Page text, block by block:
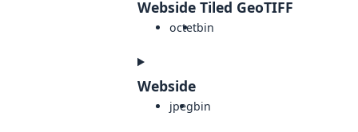
Webside Tiled GeoTIFF
octetbin
Webside
jpegbin